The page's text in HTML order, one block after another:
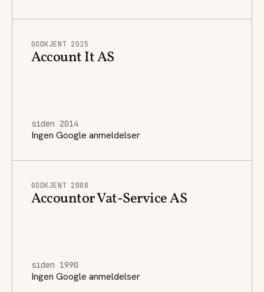
GODKJENT 2015
Account It AS
siden 2014
Ingen Google anmeldelser
GODKJENT 2008
Accountor Vat-Service AS
siden 1990
Ingen Google anmeldelser